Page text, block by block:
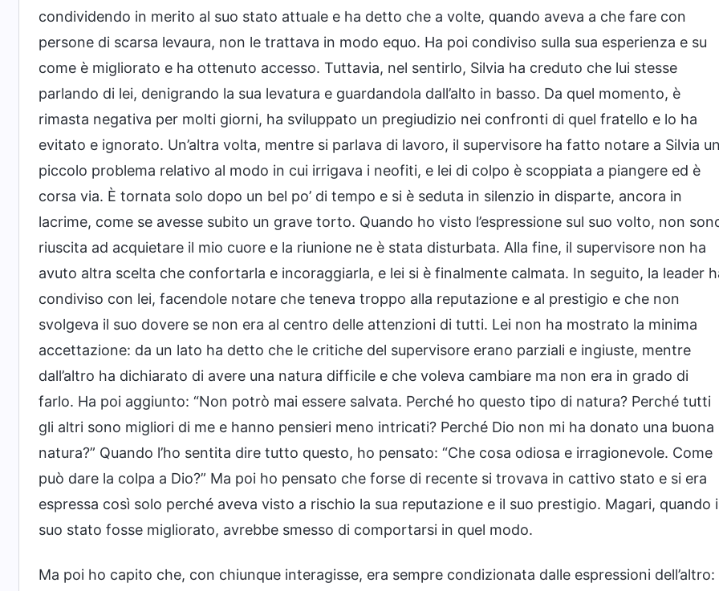
condividendo in merito al suo stato attuale e ha detto che a volte, quando aveva a che fare con
persone di scarsa levaura, non le trattava in modo equo. Ha poi condiviso sulla sua esperienza e su
come è migliorato e ha ottenuto accesso. Tuttavia, nel sentirlo, Silvia ha creduto che lui stesse
parlando di lei, denigrando la sua levatura e guardandola dall’alto in basso. Da quel momento, è
rimasta negativa per molti giorni, ha sviluppato un pregiudizio nei confronti di quel fratello e lo ha
evitato e ignorato. Un’altra volta, mentre si parlava di lavoro, il supervisore ha fatto notare a Silvia
piccolo problema relativo al modo in cui irrigava i neofiti, e lei di colpo è scoppiata a piangere ed è
corsa via. È tornata solo dopo un bel po’ di tempo e si è seduta in silenzio in disparte, ancora in
lacrime, come se avesse subito un grave torto. Quando ho visto l’espressione sul suo volto, non
riuscita ad acquietare il mio cuore e la riunione ne è stata disturbata. Alla fine, il supervisore non ha
avuto altra scelta che confortarla e incoraggiarla, e lei si è finalmente calmata. In seguito, la leader
condiviso con lei, facendole notare che teneva troppo alla reputazione e al prestigio e che non
svolgeva il suo dovere se non era al centro delle attenzioni di tutti. Lei non ha mostrato la minima
accettazione: da un lato ha detto che le critiche del supervisore erano parziali e ingiuste, mentre
dall’altro ha dichiarato di avere una natura difficile e che voleva cambiare ma non era in grado di
farlo. Ha poi aggiunto: “Non potrò mai essere salvata. Perché ho questo tipo di natura? Perché tutti
gli altri sono migliori di me e hanno pensieri meno intricati? Perché Dio non mi ha donato una buona
natura?” Quando l’ho sentita dire tutto questo, ho pensato: “Che cosa odiosa e irragionevole. Come
può dare la colpa a Dio?” Ma poi ho pensato che forse di recente si trovava in cattivo stato e si era
espressa così solo perché aveva visto a rischio la sua reputazione e il suo prestigio. Magari, quando
suo stato fosse migliorato, avrebbe smesso di comportarsi in quel modo.
Ma poi ho capito che, con chiunque interagisse, era sempre condizionata dalle espressioni dell’altro: